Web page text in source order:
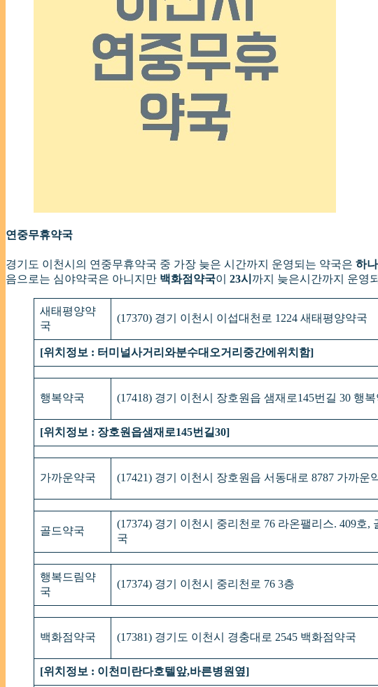
연중무휴약국
경기도 이천시의 연중무휴약국 중 가장 늦은 시간까지 운영되는 약국은 하
음으로는 심야약국은 아니지만 백화점약국이 23시 까지 늦은시간까지 운영
새태평양약
국
(17370) 경기 이천시 이섭대천로 1224 새태평양약국
[위치정보 : 터미널사거리와분수대오거리중간에위치함]
행복약국 (17418) 경기 이천시 장호원읍 샘재로145번길 30 행
[위치정보 : 장호원읍샘재로145번길30]
가까운약국 (17421) 경기 이천시 장호원읍 서동대로 8787 가까운
골드약국
(17374) 경기 이천시 중리천로 76 라온팰리스. 409호,
국
행복드림약
국
(17374) 경기 이천시 중리천로 76 3층
백화점약국 (17381) 경기도 이천시 경충대로 2545 백화점약국
[위치정보 : 이천미란다호텔앞,바른병원옆]